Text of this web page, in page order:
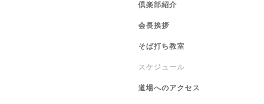
倶楽部紹介
会長挨拶
そば打ち教室
スケジュール
道場へのアクセス